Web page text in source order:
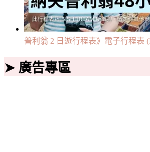
普利翁 2 日遊行程表》電子行程表
➤ 廣告專區